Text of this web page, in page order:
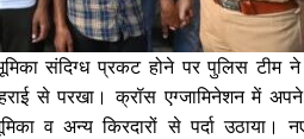
भूमिका संदिग्ध प्रकट होने पर पुलिस
से परखा। क्रॉस एग्जामिनेशन में
व अन्य किरदारों से पर्दा